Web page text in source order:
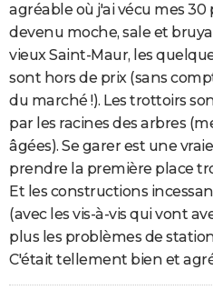
agréable où j'ai vécu mes 30
devenu moche, sale et
vieux Saint-Maur, les
sont hors de prix (sans
du marché !). Les trottoirs
par les racines des arbres
âgées). Se garer est une
prendre la première place
Et les constructions
(avec les vis-à-vis qui vont
plus les problèmes de
C'était tellement bien et